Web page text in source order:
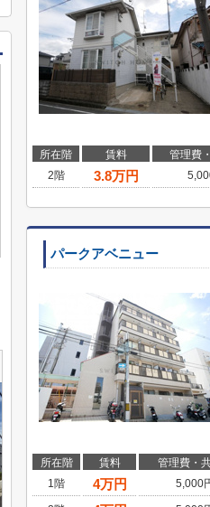
所在階 賃料 管理費
2階
3.8万円
パークアベニュー
所在階 賃料 管理費・
1階
4万円 5,000